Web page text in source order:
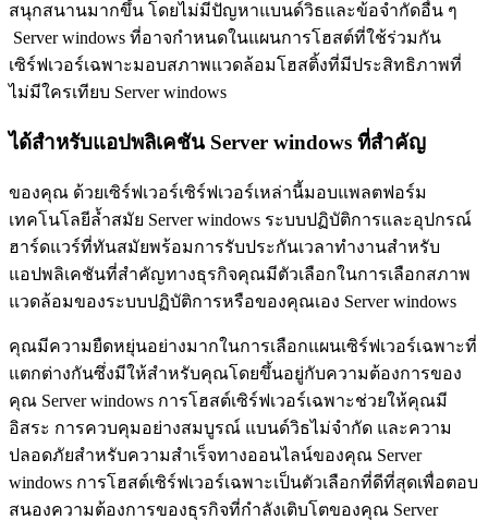
สนุกสนานมากขึ้น โดยไม่มีปัญหาแบนด์วิธและข้อจำกัดอื่น ๆ
Server windows ที่อาจกำหนดในแผนการโฮสต์ที่ใช้ร่วมกัน
เซิร์ฟเวอร์เฉพาะมอบสภาพแวดล้อมโฮสติ้งที่มีประสิทธิภาพที่
ไม่มีใครเทียบ Server windows
ได้สำหรับแอปพลิเคชัน Server windows ที่สำคัญ
ของคุณ ด้วยเซิร์ฟเวอร์เซิร์ฟเวอร์เหล่านี้มอบแพลตฟอร์ม
เทคโนโลยีล้ำสมัย Server windows ระบบปฏิบัติการและอุปกรณ์
ฮาร์ดแวร์ที่ทันสมัยพร้อมการรับประกันเวลาทำงานสำหรับ
แอปพลิเคชันที่สำคัญทางธุรกิจคุณมีตัวเลือกในการเลือกสภาพ
แวดล้อมของระบบปฏิบัติการหรือของคุณเอง Server windows
คุณมีความยืดหยุ่นอย่างมากในการเลือกแผนเซิร์ฟเวอร์เฉพาะที่
แตกต่างกันซึ่งมีให้สำหรับคุณโดยขึ้นอยู่กับความต้องการของ
คุณ Server windows การโฮสต์เซิร์ฟเวอร์เฉพาะช่วยให้คุณมี
อิสระ การควบคุมอย่างสมบูรณ์ แบนด์วิธไม่จำกัด และความ
ปลอดภัยสำหรับความสำเร็จทางออนไลน์ของคุณ Server
windows การโฮสต์เซิร์ฟเวอร์เฉพาะเป็นตัวเลือกที่ดีที่สุดเพื่อตอบ
สนองความต้องการของธุรกิจที่กำลังเติบโตของคุณ Server